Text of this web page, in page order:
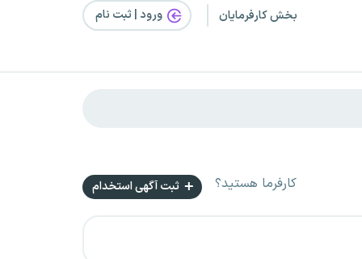
بخش کارفرمایان ورود | ثبت‌ نام
کارفرما هستید؟ ثبت آگهی استخدام